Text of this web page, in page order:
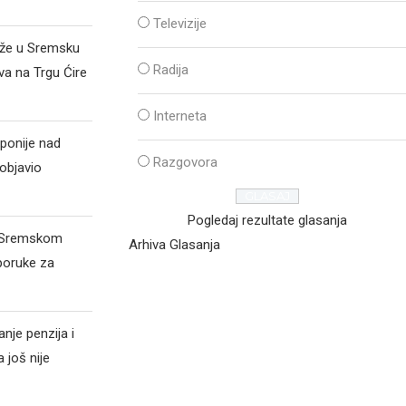
u Sremsku
na Trgu Ćire
nad
za
penzija i
još nije
Televizije
Radija
Interneta
Razgovora
Pogledaj rezultate glasanja
Arhiva Glasanja